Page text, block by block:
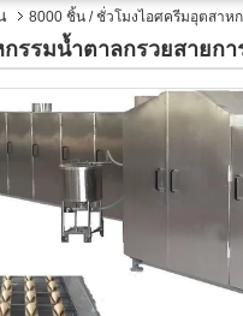
8000 ชิ้น / ชั่วโมงไอศครีมอุตสาห
รรมน้ำตาลกรวยสายก